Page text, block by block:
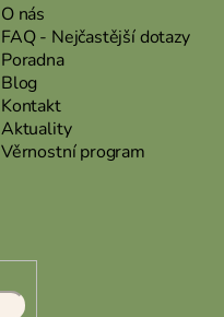
O nás
FAQ - Nejčastější dotazy
Poradna
Blog
Kontakt
Aktuality
Věrnostní program